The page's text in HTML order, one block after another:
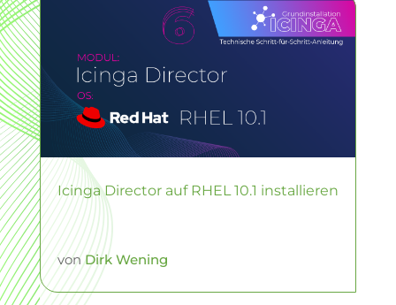
Icinga Director auf RHEL 10.1 installieren
vonDirk Wening